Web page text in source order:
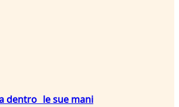
dentro le sue mani